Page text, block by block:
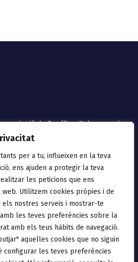
per a tu, influeixen en la teva
ens ajuden a protegir la teva
les peticions que ens
web. Utilitzem cookies pròpies i de
nostres serveis i mostrar-te
les teves preferències sobre la
amb els teus hàbits de navegació.
aquelles cookies que no siguin
configurar les teves preferències
de famílies d’alumnes de
Mollet del Vallès